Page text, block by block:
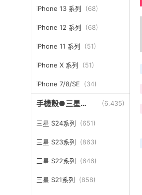
iPhone 13 系列 (68)
iPhone 12 系列 (68)
iPhone 11 系列 (51)
iPhone X 系列 (51)
iPhone 7/8/SE (34)
手機殼●三星
(6,435)
三星 S24系列 (651)
三星 S23系列 (863)
三星 S22系列 (646)
三星 S21系列 (858)